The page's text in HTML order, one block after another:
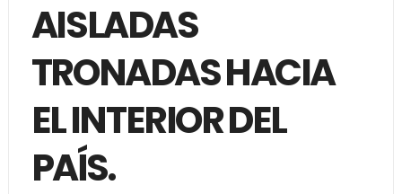
AISLADAS
TRONADAS HACIA
EL INTERIOR DEL
PAÍS.